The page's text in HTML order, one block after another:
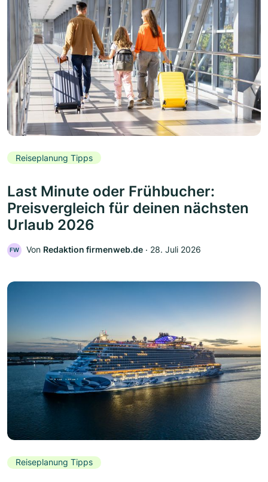
Reiseplanung Tipps
Last Minute oder Frühbucher:
Preisvergleich für deinen nächsten
Urlaub 2026
FW Von Redaktion firmenweb.de ‧ 28. Juli 2026
Reiseplanung Tipps